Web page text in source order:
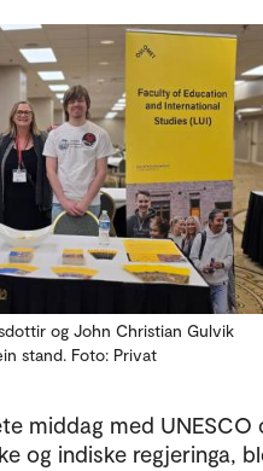
og John Christian Gulvik
stand. Foto: Privat
middag med UNESCO
og indiske regjeringa,